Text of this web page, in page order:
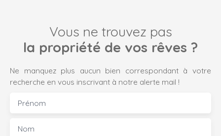
Vous ne trouvez pas
la propriété de vos rêves ?
Ne manquez plus aucun bien correspondant à votre
recherche en vous inscrivant à notre alerte mail !
Prénom
Nom